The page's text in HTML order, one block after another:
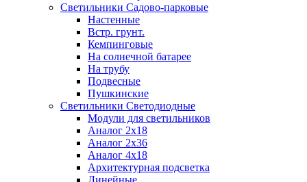
Светильники Садово-парковые
Настенные
Встр. грунт.
Кемпинговые
На солнечной батарее
На трубу
Подвесные
Пушкинские
Светильники Светодиодные
Модули для светильников
Аналог 2х18
Аналог 2х36
Аналог 4х18
Архитектурная подсветка
Линейные